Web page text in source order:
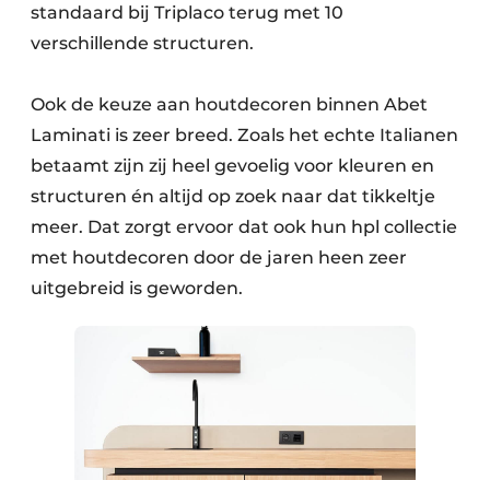
standaard bij Triplaco terug met 10
verschillende structuren.
Ook de keuze aan houtdecoren binnen Abet
Laminati is zeer breed. Zoals het echte Italianen
betaamt zijn zij heel gevoelig voor kleuren en
structuren én altijd op zoek naar dat tikkeltje
meer. Dat zorgt ervoor dat ook hun hpl collectie
met houtdecoren door de jaren heen zeer
uitgebreid is geworden.